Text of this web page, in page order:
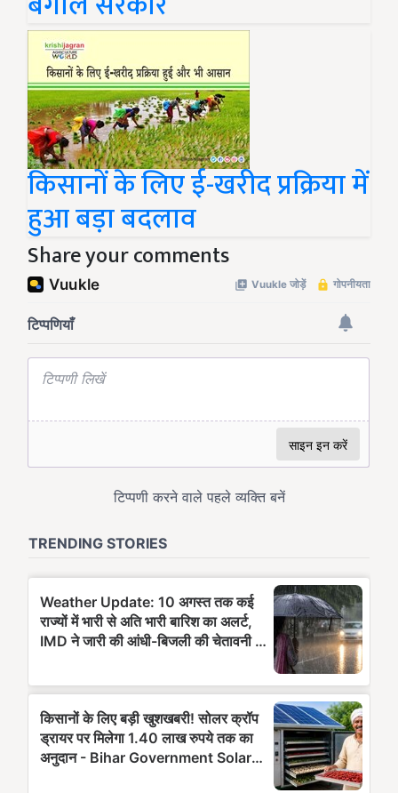
किसानों के लिए ई-खरीद प्रक्रिया में
हुआ बड़ा बदलाव
Share your comments